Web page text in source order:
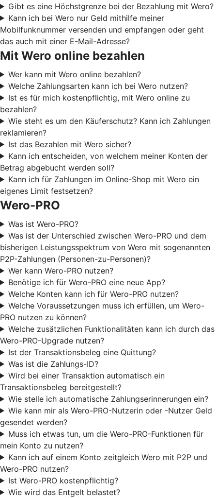
Gibt es eine Höchstgrenze bei der Bezahlung mit Wero?
Kann ich bei Wero nur Geld mithilfe meiner
Mobilfunknummer versenden und empfangen oder geht
das auch mit einer E-Mail-Adresse?
Mit Wero online bezahlen
Wer kann mit Wero online bezahlen?
Welche Zahlungsarten kann ich bei Wero nutzen?
Ist es für mich kostenpflichtig, mit Wero online zu
bezahlen?
Wie steht es um den Käuferschutz? Kann ich Zahlungen
reklamieren?
Ist das Bezahlen mit Wero sicher?
Kann ich entscheiden, von welchem meiner Konten der
Betrag abgebucht werden soll?
Kann ich für Zahlungen im Online-Shop mit Wero ein
eigenes Limit festsetzen?
Wero-PRO
Was ist Wero-PRO?
Was ist der Unterschied zwischen Wero-PRO und dem
bisherigen Leistungsspektrum von Wero mit sogenannten
P2P-Zahlungen (Personen-zu-Personen)?
Wer kann Wero-PRO nutzen?
Benötige ich für Wero-PRO eine neue App?
Welche Konten kann ich für Wero-PRO nutzen?
Welche Voraussetzungen muss ich erfüllen, um Wero-
PRO nutzen zu können?
Welche zusätzlichen Funktionalitäten kann ich durch das
Wero-PRO-Upgrade nutzen?
Ist der Transaktionsbeleg eine Quittung?
Was ist die Zahlungs-ID?
Wird bei einer Transaktion automatisch ein
Transaktionsbeleg bereitgestellt?
Wie stelle ich automatische Zahlungserinnerungen ein?
Wie kann mir als Wero-PRO-Nutzerin oder -Nutzer Geld
gesendet werden?
Muss ich etwas tun, um die Wero-PRO-Funktionen für
mein Konto zu nutzen?
Kann ich auf einem Konto zeitgleich Wero mit P2P und
Wero-PRO nutzen?
Ist Wero-PRO kostenpflichtig?
Wie wird das Entgelt belastet?